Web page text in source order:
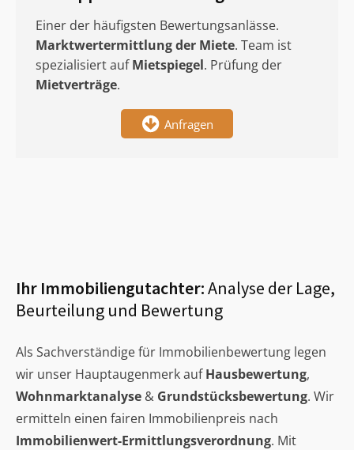
Einer der häufigsten Bewertungsanlässe.
Marktwertermittlungder Miete. Team ist
spezialisiert aufMietspiegel. Prüfung der
Mietverträge.
Anfragen
Ihr Immobiliengutachter:Analyse der Lage,
Beurteilung und Bewertung
Als Sachverständige für Immobilienbewertung legen
wir unser Hauptaugenmerk aufHausbewertung,
Wohnmarktanalyse & Grundstücksbewertung. Wir
ermitteln einen fairen Immobilienpreis nach
Immobilienwert-Ermittlungsverordnung. Mit